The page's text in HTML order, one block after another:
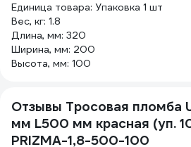
Единица товара: Упаковка 1 шт
Вес, кг: 1.8
Длина, мм: 320
Ширина, мм: 200
Высота, мм: 100
Отзывы Тросовая пломба
мм L500 мм красная (уп.
PRIZMA-1,8-500-100